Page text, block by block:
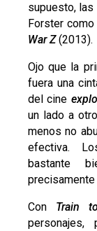
supuesto,
Forster
War Z(2013).
Ojo que la
fuera una
del cine
un lado a
menos no
efectiva.
bastante
precisamente
Con Train